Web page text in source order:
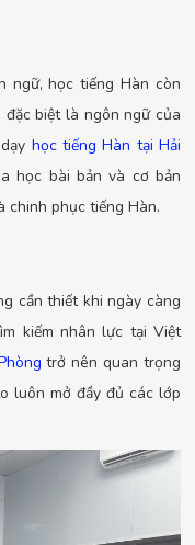
ngữ, học tiếng Hàn còn
biệt là ngôn ngữ của
học tiếng Hàn tại Hải
học bài bản và cơ bản
chinh phục tiếng Hàn.
cần thiết khi ngày càng
kiếm nhân lực tại Việt
trở nên quan trọng
luôn mở đầy đủ các lớp